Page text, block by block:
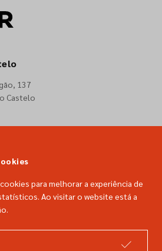
137
Castelo
para melhorar a experiência de
Ao visitar o website está a